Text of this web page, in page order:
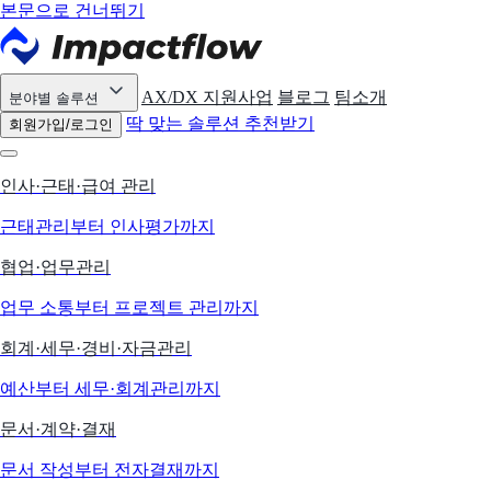
본문으로 건너뛰기
분야별 솔루션 AX/DX 지원사업 블로그 팀소개
회원가입/로그인 딱 맞는 솔루션 추천받기
인사·근태·급여 관리
근태관리부터 인사평가까지
협업·업무관리
업무 소통부터 프로젝트 관리까지
회계·세무·경비·자금관리
예산부터 세무·회계관리까지
문서·계약·결재
문서 작성부터 전자결재까지